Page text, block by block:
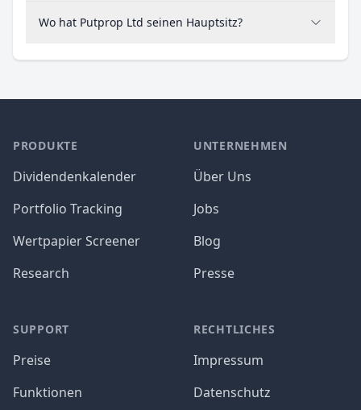
Wo hat Putprop Ltd seinen Hauptsitz?
PRODUKTE
Dividendenkalender
Portfolio Tracking
Wertpapier Screener
Research
SUPPORT
Preise
Funktionen
UNTERNEHMEN
Über Uns
Jobs
Blog
Presse
RECHTLICHES
Impressum
Datenschutz